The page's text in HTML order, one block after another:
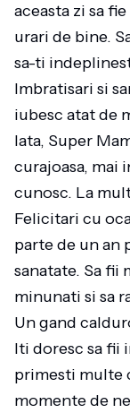
aceasta zi sa
urari de bine.
sa-ti
Imbratisari si
iubesc atat de
Iata, Super
curajoasa, mai
cunosc. La
Felicitari cu
parte de un an
sanatate. Sa fii
minunati si sa
Un gand
Iti doresc sa fii
primesti multe
momente de